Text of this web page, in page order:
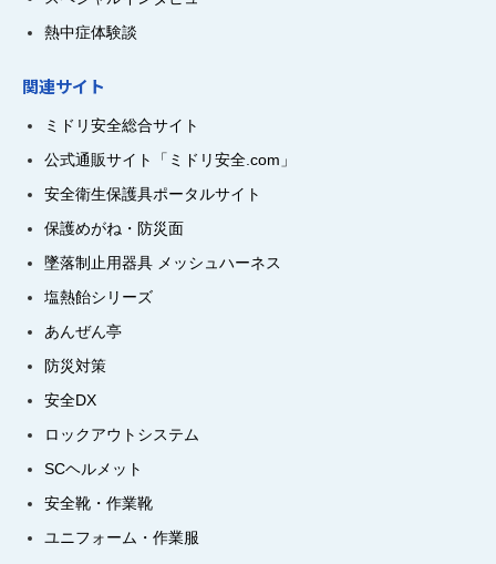
熱中症体験談
関連サイト
ミドリ安全総合サイト
公式通販サイト「ミドリ安全.com」
安全衛生保護具ポータルサイト
保護めがね・防災面
墜落制止用器具 メッシュハーネス
塩熱飴シリーズ
あんぜん亭
防災対策
安全DX
ロックアウトシステム
SCヘルメット
安全靴・作業靴
ユニフォーム・作業服